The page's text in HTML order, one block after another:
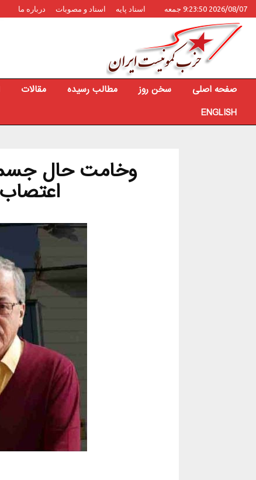
2026/08/07 9:23:50 جمعه اسناد پایه اسناد و مصوبات درباره ما
صفحه اصلی سخن روز مطالب رسیده مقالات
ENGLISH
وخامت حال